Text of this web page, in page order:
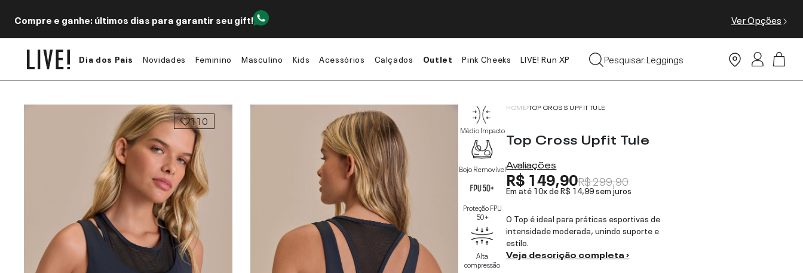
Compre e ganhe: últimos dias para garantir seu gift! Ver Opções
Dia dos Pais Novidades Feminino Masculino Kids Acessórios Calçados Outlet Pink Cheeks LIVE! Run XP
Pesquisar:
Tops
Leggings
110
Médio Impacto
Bojo Removível
Proteção FPU
50+
Alta
compressão
HOME TOP CROSS UPFIT TULE
Top Cross Upfit Tule
Avaliações
R$ 149,90R$ 299,90
Em até 10x deR$ 14,99sem juros
O Top é ideal para práticas esportivas de
intensidade moderada, unindo suporte e
estilo.
Veja descrição completa ›